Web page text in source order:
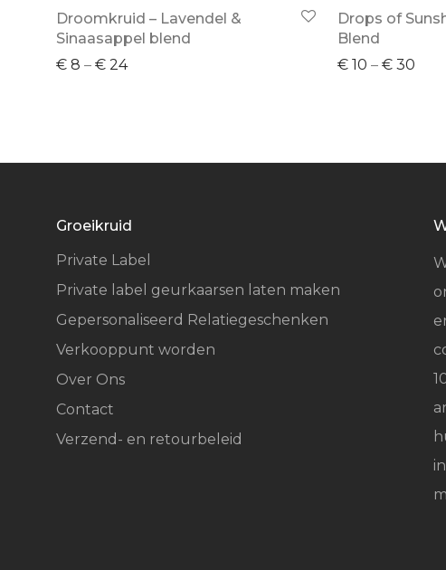
Droomkruid – Lavendel &
Sinaasappel blend
€ 8 – € 24
Drops of
Blend
€ 10 – € 30
Groeikruid
Private Label
Private label geurkaarsen laten maken
Gepersonaliseerd Relatiegeschenken
Verkooppunt worden
Over Ons
Contact
Verzend- en retourbeleid